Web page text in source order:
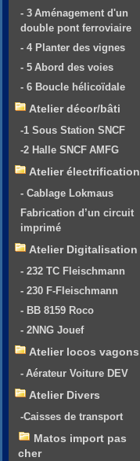
- 3 Aménagement d'un
double pont ferroviaire
- 4 Planter des vignes
- 5 Abord des voies
- 6 Boucle hélicoïdale
Atelier décor/bâti
-1 Sous Station SNCF
-2 Halle SNCF AMFG
Atelier électrification
- Cablage Lokmaus
Fabrication d’un circuit
imprimé
Atelier Digitalisation
- 232 TC Fleischmann
- 230 F-Fleischmann
- BB 8159 Roco
- 2NNG Jouef
Atelier locos vagons
- Aérateur Voiture DEV
Atelier Divers
-Caisses de transport
Matos import pas
cher